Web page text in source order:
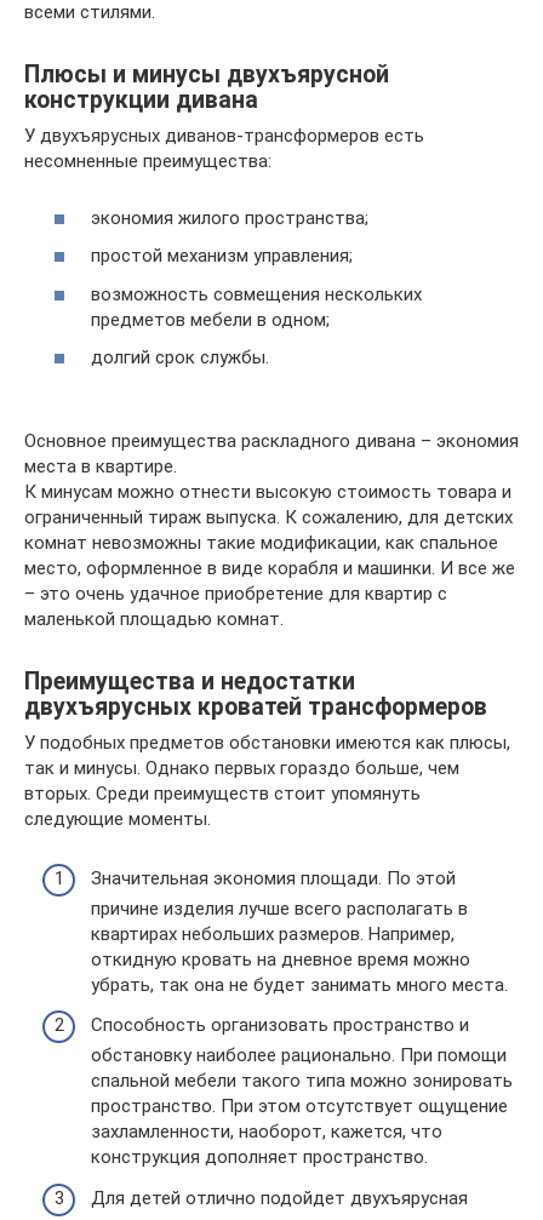
всеми стилями.
Плюсы и минусы двухъярусной
конструкции дивана
У двухъярусных диванов-трансформеров есть
несомненные преимущества:
экономия жилого пространства;
простой механизм управления;
возможность совмещения нескольких
предметов мебели в одном;
долгий срок службы.
Основное преимущества раскладного дивана – экономия
места в квартире.
К минусам можно отнести высокую стоимость товара и
ограниченный тираж выпуска. К сожалению, для детских
комнат невозможны такие модификации, как спальное
место, оформленное в виде корабля и машинки. И все же
– это очень удачное приобретение для квартир с
маленькой площадью комнат.
Преимущества и недостатки
двухъярусных кроватей трансформеров
У подобных предметов обстановки имеются как плюсы,
так и минусы. Однако первых гораздо больше, чем
вторых. Среди преимуществ стоит упомянуть
следующие моменты.
Значительная экономия площади. По этой
причине изделия лучше всего располагать в
квартирах небольших размеров. Например,
откидную кровать на дневное время можно
убрать, так она не будет занимать много места.
Способность организовать пространство и
обстановку наиболее рационально. При помощи
спальной мебели такого типа можно зонировать
пространство. При этом отсутствует ощущение
захламленности, наоборот, кажется, что
конструкция дополняет пространство.
Для детей отлично подойдет двухъярусная